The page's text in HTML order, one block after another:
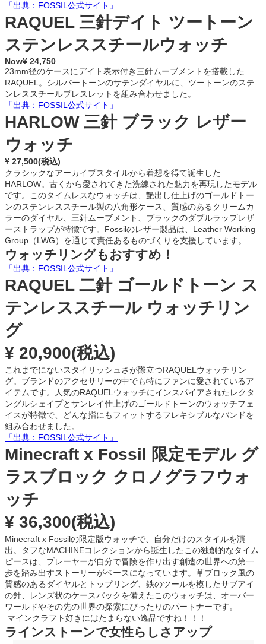
「出典：FOSSIL公式サイト」
RAQUEL 三針デイト ツートーン
ステンレススチールウォッチ
Now¥ 24,750
23mm径のケースにデイト表示付き三針ムーブメントを搭載した
RAQUEL。シルバートーンのサテンダイヤルに、ツートーンのステ
ンレススチールブレスレットを組み合わせました。
「出典：FOSSIL公式サイト」
HARLOW 三針 ブラック レザー
ウォッチ
¥ 27,500(税込)
クラシックなアーカイブスタイルから着想を得て誕生した
HARLOW。古くから愛されてきた洗練された魅力を再現したモデル
です。このタイムレスなウォッチは、艶出し仕上げのゴールドトー
ンのステンレススチール製の八角形ケース、質感のあるクリームカ
ラーのダイヤル、三針ムーブメント、ブラックのダブルラップレザ
ーストラップが特徴です。Fossilのレザー製品は、Leather Working
Group（LWG）を通じて責任あるものづくりを支援しています。
ウォッチリングもおすすめ！
「出典：FOSSIL公式サイト」
RAQUEL 二針 ゴールドトーン ス
テンレススチール ウォッチリン
グ
¥ 20,900(税込)
これまでにないスタイリッシュさが際立つRAQUELウォッチリン
グ。ブランドのアクセサリーの中でも特にファンに愛されているア
イテムです。人気のRAQUELウォッチにインスパイアされたレクタ
ングルシェイプとサンレイ仕上げのゴールドトーンのウォッチフェ
イスが特徴で、どんな指にもフィットするフレキシブルなバンドを
組み合わせました。
「出典：FOSSIL公式サイト」
Minecraft x Fossil 限定モデル グ
ラスブロック クロノグラフウォ
ッチ
¥ 36,300(税込)
Minecraft x Fossilの限定版ウォッチで、自分だけのスタイルを演
出。タフなMACHINEコレクションから誕生したこの独創的なタイム
ピースは、プレーヤーが自分で冒険を作り出す創造の世界への第一
歩を踏み出すストーリーがベースになっています。草ブロック風の
質感のあるダイヤルとトップリング、鉄のツールを模したサブアイ
の針、レンズ状のケースバックを備えたこのウォッチは、オーバー
ワールドやその先の世界の探索にぴったりのパートナーです。
マインクラフト好きにはたまらない逸品ですね！！！
ラインストーンで女性らしさアップ